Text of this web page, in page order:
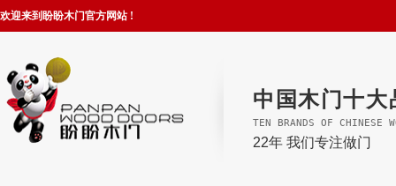
欢迎来到盼盼木门官方网站 !
中国木门十大
TEN BRANDS OF CHINESE
22年 我们专注做门